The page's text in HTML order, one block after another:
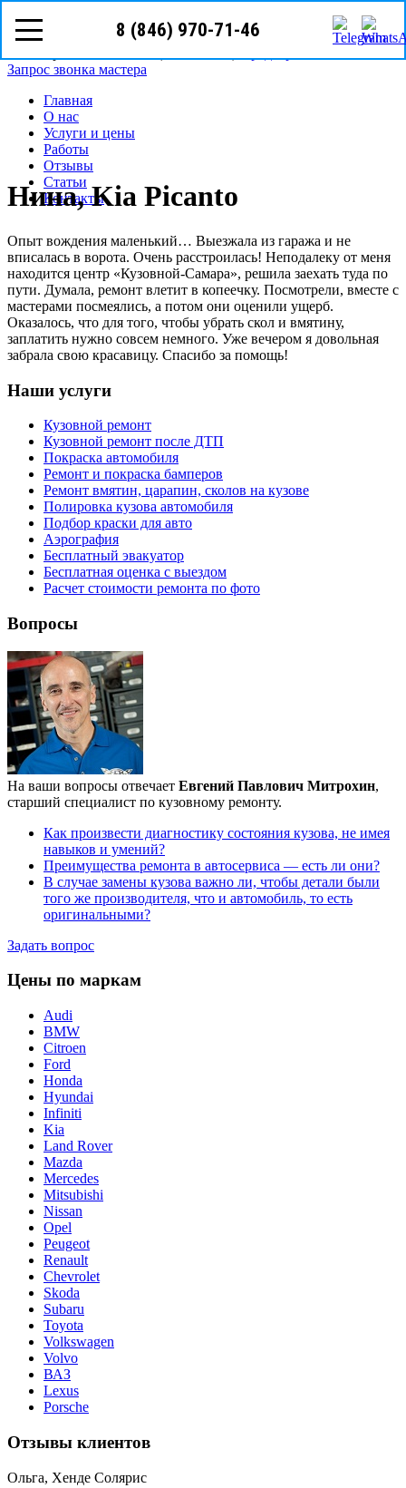
8 (846) 970-71-46
8 (846)
Самара, ул. Елизарова, д.101, ООО Автоград
Запрос звонка мастера
Главная
О нас
Услуги и цены
Работы
Отзывы
Статьи
Контакты
Нина, Kia Picanto
Опыт вождения маленький… Выезжала из гаража и не
вписалась в ворота. Очень расстроилась! Неподалеку от меня
находится центр «Кузовной-Самара», решила заехать туда по
пути. Думала, ремонт влетит в копеечку. Посмотрели, вместе с
мастерами посмеялись, а потом они оценили ущерб.
Оказалось, что для того, чтобы убрать скол и вмятину,
заплатить нужно совсем немного. Уже вечером я довольная
забрала свою красавицу. Спасибо за помощь!
Наши услуги
Кузовной ремонт
Кузовной ремонт после ДТП
Покраска автомобиля
Ремонт и покраска бамперов
Ремонт вмятин, царапин, сколов на кузове
Полировка кузова автомобиля
Подбор краски для авто
Аэрография
Бесплатный эвакуатор
Бесплатная оценка с выездом
Расчет стоимости ремонта по фото
Вопросы
На ваши вопросы отвечает Евгений Павлович Митрохин,
старший специалист по кузовному ремонту.
Как произвести диагностику состояния кузова, не имея
навыков и умений?
Преимущества ремонта в автосервиса — есть ли они?
В случае замены кузова важно ли, чтобы детали были
того же производителя, что и автомобиль, то есть
оригинальными?
Задать вопрос
Цены по маркам
Audi
BMW
Citroen
Ford
Honda
Hyundai
Infiniti
Kia
Land Rover
Mazda
Merсedes
Mitsubishi
Nissan
Opel
Peugeot
Renault
Chevrolet
Skoda
Subaru
Toyota
Volkswagen
Volvo
ВАЗ
Lexus
Porsche
Отзывы клиентов
Ольга, Хенде Солярис